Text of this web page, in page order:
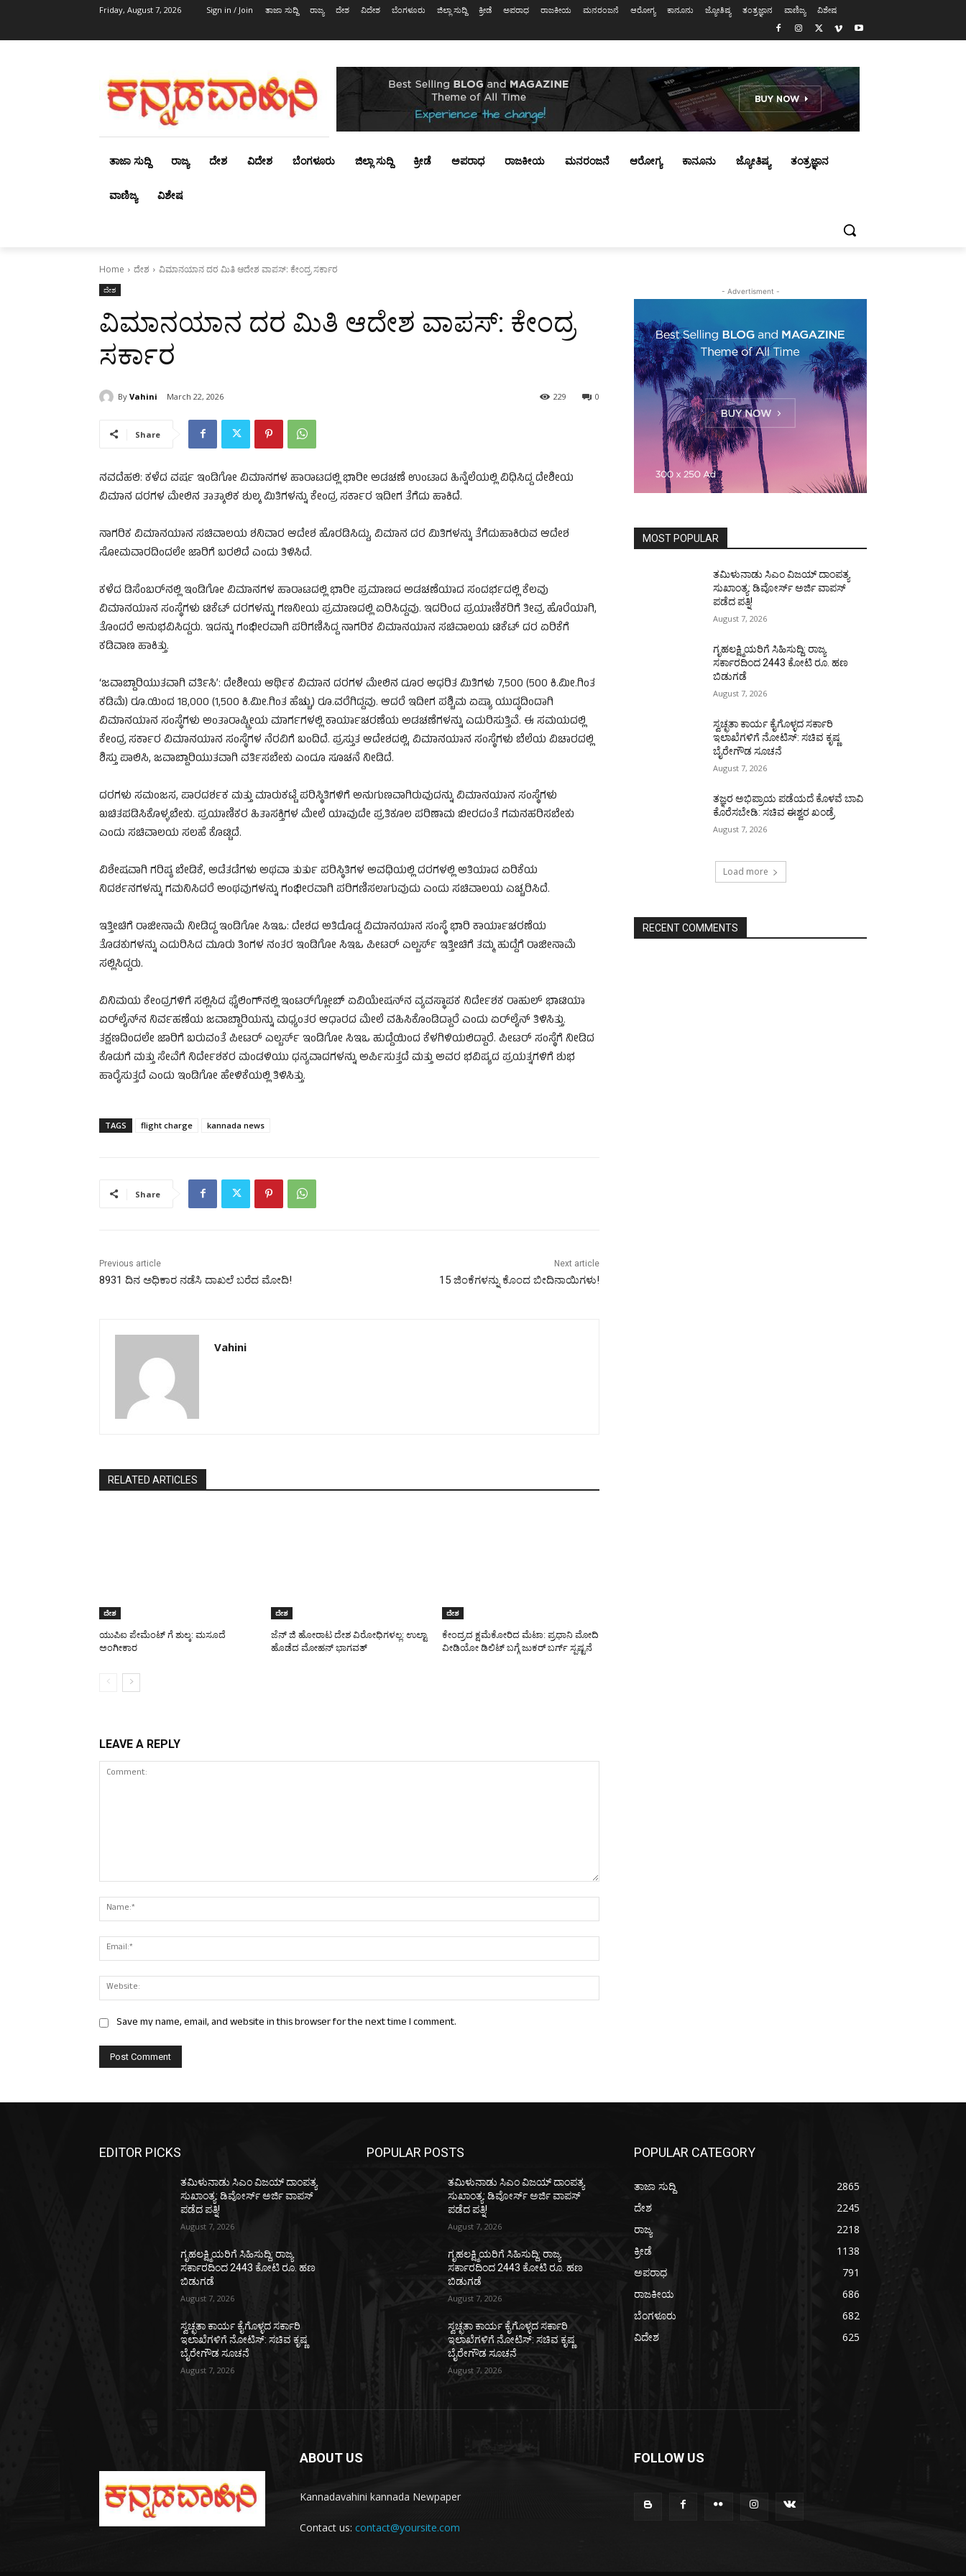
Friday, August 7, 2026 Sign in / Join ತಾಜಾ ಸುದ್ದಿ ರಾಜ್ಯ ದೇಶ ವಿದೇಶ ಬೆಂಗಳೂರು ಜಿಲ್ಲಾ ಸುದ್ದಿ ಕ್ರೀಡೆ ಅಪರಾಧ ರಾಜಕೀಯ ಮನರಂಜನೆ ಆರೋಗ್ಯ ಕಾನೂನು ಜ್ಯೋತಿಷ್ಯ ತಂತ್ರಜ್ಞಾನ ವಾಣಿಜ್ಯ ವಿಶೇಷ
ತಾಜಾ ಸುದ್ದಿ ರಾಜ್ಯ ದೇಶ ವಿದೇಶ ಬೆಂಗಳೂರು ಜಿಲ್ಲಾ ಸುದ್ದಿ ಕ್ರೀಡೆ ಅಪರಾಧ ರಾಜಕೀಯ ಮನರಂಜನೆ ಆರೋಗ್ಯ ಕಾನೂನು ಜ್ಯೋತಿಷ್ಯ ತಂತ್ರಜ್ಞಾನ
ವಾಣಿಜ್ಯ ವಿಶೇಷ
Home ದೇಶ ವಿಮಾನಯಾನ ದರ ಮಿತಿ ಆದೇಶ ವಾಪಸ್: ಕೇಂದ್ರ ಸರ್ಕಾರ
ದೇಶ
ವಿಮಾನಯಾನ ದರ ಮಿತಿ ಆದೇಶ ವಾಪಸ್: ಕೇಂದ್ರ
ಸರ್ಕಾರ
By Vahini March 22, 2026 0
229
Share
ನವದೆಹಲಿ: ಕಳೆದ ವರ್ಷ ಇಂಡಿಗೋ ವಿಮಾನಗಳ ಹಾರಾಟದಲ್ಲಿ ಭಾರೀ ಅಡಚಣೆ ಉಂಟಾದ ಹಿನ್ನೆಲೆಯಲ್ಲಿ ವಿಧಿಸಿದ್ದ ದೇಶೀಯ
ವಿಮಾನ ದರಗಳ ಮೇಲಿನ ತಾತ್ಕಾಲಿಕ ಶುಲ್ಕ ಮಿತಿಗಳನ್ನು ಕೇಂದ್ರ ಸರ್ಕಾರ ಇದೀಗ ತೆಗೆದು ಹಾಕಿದೆ.
ನಾಗರಿಕ ವಿಮಾನಯಾನ ಸಚಿವಾಲಯ ಶನಿವಾರ ಆದೇಶ ಹೊರಡಿಸಿದ್ದು, ವಿಮಾನ ದರ ಮಿತಿಗಳನ್ನು ತೆಗೆದುಹಾಕಿರುವ ಆದೇಶ
ಸೋಮವಾರದಿಂದಲೇ ಜಾರಿಗೆ ಬರಲಿದೆ ಎಂದು ತಿಳಿಸಿದೆ.
ಕಳೆದ ಡಿಸೆಂಬರ್‌ನಲ್ಲಿ ಇಂಡಿಗೋ ವಿಮಾನಗಳ ಹಾರಾಟದಲ್ಲಿ ಭಾರೀ ಪ್ರಮಾಣದ ಅಡಚಣೆಯಾದ ಸಂದರ್ಭದಲ್ಲಿ ಕೆಲವು
ವಿಮಾನಯಾನ ಸಂಸ್ಥೆಗಳು ಟಿಕೆಟ್‌ ದರಗಳನ್ನು ಗಣನೀಯ ಪ್ರಮಾಣದಲ್ಲಿ ಏರಿಸಿದ್ದವು. ಇದರಿಂದ ಪ್ರಯಾಣಿಕರಿಗೆ ತೀವ್ರ ಹೊರೆಯಾಗಿ,
ತೊಂದರೆ ಅನುಭವಿಸಿದ್ದರು. ಇದನ್ನು ಗಂಭೀರವಾಗಿ ಪರಿಗಣಿಸಿದ್ದ ನಾಗರಿಕ ವಿಮಾನಯಾನ ಸಚಿವಾಲಯ ಟಿಕೆಟ್‌ ದರ ಏರಿಕೆಗೆ
ಕಡಿವಾಣ ಹಾಕಿತ್ತು.
‘ಜವಾಬ್ದಾರಿಯುತವಾಗಿ ವರ್ತಿಸಿ’: ದೇಶೀಯ ಆರ್ಥಿಕ ವಿಮಾನ ದರಗಳ ಮೇಲಿನ ದೂರ ಆಧರಿತ ಮಿತಿಗಳು 7,500 (500 ಕಿ.ಮೀ.ಗಿಂತ
ಕಡಿಮೆ) ರೂ.ಯಿಂದ 18,000 (1,500 ಕಿ.ಮೀ.ಗಿಂತ ಹೆಚ್ಚು) ರೂ.ವರೆಗಿದ್ದವು. ಆದರೆ ಇದೀಗ ಪಶ್ಚಿಮ ಏಷ್ಯಾ ಯುದ್ಧದಿಂದಾಗಿ
ವಿಮಾನಯಾನ ಸಂಸ್ಥೆಗಳು ಅಂತಾರಾಷ್ಟ್ರೀಯ ಮಾರ್ಗಗಳಲ್ಲಿ ಕಾರ್ಯಾಚರಣೆಯ ಅಡಚಣೆಗಳನ್ನು ಎದುರಿಸುತ್ತಿವೆ. ಈ ಸಮಯದಲ್ಲಿ
ಕೇಂದ್ರ ಸರ್ಕಾರ ವಿಮಾನಯಾನ ಸಂಸ್ಥೆಗಳ ನೆರವಿಗೆ ಬಂದಿದೆ. ಪ್ರಸ್ತುತ ಆದೇಶದಲ್ಲಿ, ವಿಮಾನಯಾನ ಸಂಸ್ಥೆಗಳು ಬೆಲೆಯ ವಿಚಾರದಲ್ಲಿ
ಶಿಸ್ತು ಪಾಲಿಸಿ, ಜವಾಬ್ದಾರಿಯುತವಾಗಿ ವರ್ತಿಸಬೇಕು ಎಂದೂ ಸೂಚನೆ ನೀಡಿದೆ.
ದರಗಳು ಸಮಂಜಸ, ಪಾರದರ್ಶಕ ಮತ್ತು ಮಾರುಕಟ್ಟೆ ಪರಿಸ್ಥಿತಿಗಳಿಗೆ ಅನುಗುಣವಾಗಿರುವುದನ್ನು ವಿಮಾನಯಾನ ಸಂಸ್ಥೆಗಳು
ಖಚಿತಪಡಿಸಿಕೊಳ್ಳಬೇಕು. ಪ್ರಯಾಣಿಕರ ಹಿತಾಸಕ್ತಿಗಳ ಮೇಲೆ ಯಾವುದೇ ಪ್ರತಿಕೂಲ ಪರಿಣಾಮ ಬೀರದಂತೆ ಗಮನಹರಿಸಬೇಕು
ಎಂದು ಸಚಿವಾಲಯ ಸಲಹೆ ಕೊಟ್ಟಿದೆ.
ವಿಶೇಷವಾಗಿ ಗರಿಷ್ಠ ಬೇಡಿಕೆ, ಅಡೆತಡೆಗಳು ಅಥವಾ ತುರ್ತು ಪರಿಸ್ಥಿತಿಗಳ ಅವಧಿಯಲ್ಲಿ ದರಗಳಲ್ಲಿ ಅತಿಯಾದ ಏರಿಕೆಯ
ನಿದರ್ಶನಗಳನ್ನು ಗಮನಿಸಿದರೆ ಅಂಥವುಗಳನ್ನು ಗಂಭೀರವಾಗಿ ಪರಿಗಣಿಸಲಾಗುವುದು ಎಂದು ಸಚಿವಾಲಯ ಎಚ್ಚರಿಸಿದೆ.
ಇತ್ತೀಚಿಗೆ ರಾಜೀನಾಮೆ ನೀಡಿದ್ದ ಇಂಡಿಗೋ ಸಿಇಒ: ದೇಶದ ಅತಿದೊಡ್ಡ ವಿಮಾನಯಾನ ಸಂಸ್ಥೆ ಭಾರಿ ಕಾರ್ಯಾಚರಣೆಯ
ತೊಡಕುಗಳನ್ನು ಎದುರಿಸಿದ ಮೂರು ತಿಂಗಳ ನಂತರ ಇಂಡಿಗೋ ಸಿಇಒ ಪೀಟರ್ ಎಲ್ಬರ್ಸ್ ಇತ್ತೀಚಿಗೆ ತಮ್ಮ ಹುದ್ದೆಗೆ ರಾಜೀನಾಮೆ
ಸಲ್ಲಿಸಿದ್ದರು.
ವಿನಿಮಯ ಕೇಂದ್ರಗಳಿಗೆ ಸಲ್ಲಿಸಿದ ಫೈಲಿಂಗ್‌ನಲ್ಲಿ ಇಂಟರ್‌ಗ್ಲೋಬ್ ಏವಿಯೇಷನ್‌ನ ವ್ಯವಸ್ಥಾಪಕ ನಿರ್ದೇಶಕ ರಾಹುಲ್ ಭಾಟಿಯಾ
ಏರ್‌ಲೈನ್‌ನ ನಿರ್ವಹಣೆಯ ಜವಾಬ್ದಾರಿಯನ್ನು ಮಧ್ಯಂತರ ಆಧಾರದ ಮೇಲೆ ವಹಿಸಿಕೊಂಡಿದ್ದಾರೆ ಎಂದು ಏರ್‌ಲೈನ್ ತಿಳಿಸಿತ್ತು.
ತಕ್ಷಣದಿಂದಲೇ ಜಾರಿಗೆ ಬರುವಂತೆ ಪೀಟರ್ ಎಲ್ಬರ್ಸ್ ಇಂಡಿಗೋ ಸಿಇಒ ಹುದ್ದೆಯಿಂದ ಕೆಳಗಿಳಿಯಲಿದ್ದಾರೆ. ಪೀಟರ್ ಸಂಸ್ಥೆಗೆ ನೀಡಿದ
ಕೊಡುಗೆ ಮತ್ತು ಸೇವೆಗೆ ನಿರ್ದೇಶಕರ ಮಂಡಳಿಯು ಧನ್ಯವಾದಗಳನ್ನು ಅರ್ಪಿಸುತ್ತದೆ ಮತ್ತು ಅವರ ಭವಿಷ್ಯದ ಪ್ರಯತ್ನಗಳಿಗೆ ಶುಭ
ಹಾರೈಸುತ್ತದೆ ಎಂದು ಇಂಡಿಗೋ ಹೇಳಿಕೆಯಲ್ಲಿ ತಿಳಿಸಿತ್ತು.
TAGS flight charge kannada news
Share
Previous article
8931 ದಿನ ಅಧಿಕಾರ ನಡೆಸಿ ದಾಖಲೆ ಬರೆದ ಮೋದಿ!
Next article
15 ಜಿಂಕೆಗಳನ್ನು ಕೊಂದ ಬೀದಿನಾಯಿಗಳು!
Vahini
RELATED ARTICLES
ದೇಶ
ಯುಪಿಐ ಪೇಮೆಂಟ್ ಗೆ ಶುಲ್ಕ: ಮಸೂದೆ
ಅಂಗೀಕಾರ
ದೇಶ
ಜೆನ್ ಜಿ ಹೋರಾಟ ದೇಶ ವಿರೋಧಿಗಳಲ್ಲ: ಉಲ್ಟಾ
ಹೊಡೆದ ಮೋಹನ್ ಭಾಗವತ್
ದೇಶ
ಕೇಂದ್ರದ ಕ್ಷಮೆಕೋರಿದ ಮೆಟಾ: ಪ್ರಧಾನಿ ಮೋದಿ
ವೀಡಿಯೋ ಡಿಲಿಟ್ ಬಗ್ಗೆ ಜುಕರ್ ಬರ್ಗ್ ಸ್ಪಷ್ಟನೆ
LEAVE A REPLY
Save my name, email, and website in this browser for the next time I comment.
- Advertisment -
MOST POPULAR
ತಮಿಳುನಾಡು ಸಿಎಂ ವಿಜಯ್‌ ದಾಂಪತ್ಯ
ಸುಖಾಂತ್ಯ: ಡಿವೋರ್ಸ್‌ ಅರ್ಜಿ ವಾಪಸ್‌
ಪಡೆದ ಪತ್ನಿ!
August 7, 2026
ಗೃಹಲಕ್ಷ್ಮಿಯರಿಗೆ ಸಿಹಿಸುದ್ದಿ: ರಾಜ್ಯ
ಸರ್ಕಾರದಿಂದ 2443 ಕೋಟಿ ರೂ. ಹಣ
ಬಿಡುಗಡೆ
August 7, 2026
ಸ್ವಚ್ಛತಾ ಕಾರ್ಯ ಕೈಗೊಳ್ಳದ ಸರ್ಕಾರಿ
ಇಲಾಖೆಗಳಿಗೆ ನೋಟಿಸ್: ಸಚಿವ ಕೃಷ್ಣ
ಬೈರೇಗೌಡ ಸೂಚನೆ
August 7, 2026
ತಜ್ಞರ ಅಭಿಪ್ರಾಯ ಪಡೆಯದೆ ಕೊಳವೆ ಬಾವಿ
ಕೊರೆಸಬೇಡಿ: ಸಚಿವ ಈಶ್ವರ ಖಂಡ್ರೆ
August 7, 2026
Load more
RECENT COMMENTS
EDITOR PICKS
ತಮಿಳುನಾಡು ಸಿಎಂ ವಿಜಯ್‌ ದಾಂಪತ್ಯ
ಸುಖಾಂತ್ಯ: ಡಿವೋರ್ಸ್‌ ಅರ್ಜಿ ವಾಪಸ್‌
ಪಡೆದ ಪತ್ನಿ!
August 7, 2026
ಗೃಹಲಕ್ಷ್ಮಿಯರಿಗೆ ಸಿಹಿಸುದ್ದಿ: ರಾಜ್ಯ
ಸರ್ಕಾರದಿಂದ 2443 ಕೋಟಿ ರೂ. ಹಣ
ಬಿಡುಗಡೆ
August 7, 2026
ಸ್ವಚ್ಛತಾ ಕಾರ್ಯ ಕೈಗೊಳ್ಳದ ಸರ್ಕಾರಿ
ಇಲಾಖೆಗಳಿಗೆ ನೋಟಿಸ್: ಸಚಿವ ಕೃಷ್ಣ
ಬೈರೇಗೌಡ ಸೂಚನೆ
August 7, 2026
POPULAR POSTS
ತಮಿಳುನಾಡು ಸಿಎಂ ವಿಜಯ್‌ ದಾಂಪತ್ಯ
ಸುಖಾಂತ್ಯ: ಡಿವೋರ್ಸ್‌ ಅರ್ಜಿ ವಾಪಸ್‌
ಪಡೆದ ಪತ್ನಿ!
August 7, 2026
ಗೃಹಲಕ್ಷ್ಮಿಯರಿಗೆ ಸಿಹಿಸುದ್ದಿ: ರಾಜ್ಯ
ಸರ್ಕಾರದಿಂದ 2443 ಕೋಟಿ ರೂ. ಹಣ
ಬಿಡುಗಡೆ
August 7, 2026
ಸ್ವಚ್ಛತಾ ಕಾರ್ಯ ಕೈಗೊಳ್ಳದ ಸರ್ಕಾರಿ
ಇಲಾಖೆಗಳಿಗೆ ನೋಟಿಸ್: ಸಚಿವ ಕೃಷ್ಣ
ಬೈರೇಗೌಡ ಸೂಚನೆ
August 7, 2026
POPULAR CATEGORY
ತಾಜಾ ಸುದ್ದಿ
2865
ದೇಶ
2245
ರಾಜ್ಯ
2218
ಕ್ರೀಡೆ
1138
ಅಪರಾಧ
791
ರಾಜಕೀಯ
686
ಬೆಂಗಳೂರು
682
ವಿದೇಶ
625
ABOUT US
Kannadavahini kannada Newpaper
Contact us: contact@yoursite.com
FOLLOW US